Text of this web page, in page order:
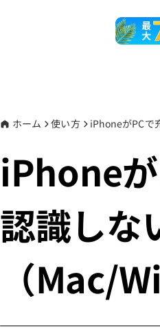
ホーム 使い方 iPhoneがPCで
iPhone
認識しな
（Mac/